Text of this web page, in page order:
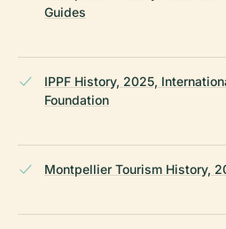
Guides
IPPF History, 2025,
Foundation
Montpellier Tourism History,